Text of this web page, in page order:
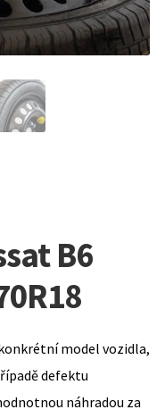
B6
model vozidla,
defektu
náhradou za